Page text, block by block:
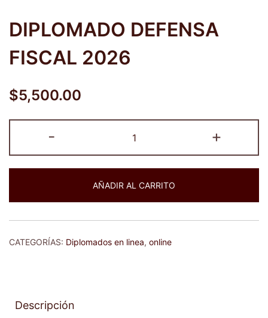
DIPLOMADO DEFENSA
FISCAL 2026
$5,500.00
-
DEFENSA
FISCAL
cantidad
+
AÑADIR AL CARRITO
CATEGORÍAS: Diplomados en linea, online
Descripción